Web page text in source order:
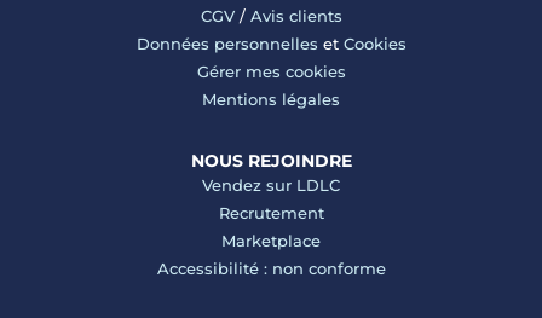
CGV/ Avis clients
Données personnelles et Cookies
Gérer mes cookies
Mentions légales
NOUS REJOINDRE
Vendez sur LDLC
Recrutement
Marketplace
Accessibilité : non conforme